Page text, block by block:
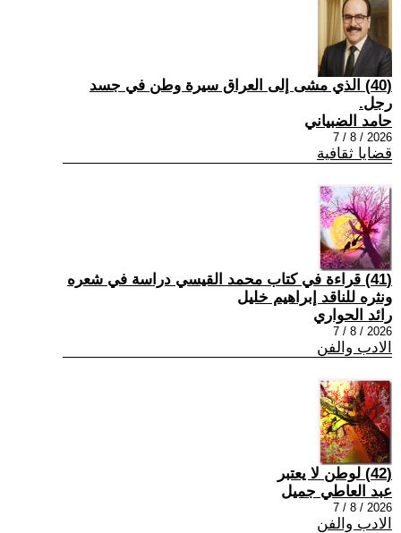
(40) الذي مشى إلى العراق سيرة وطن في جسد
رجل.
حامد الضبياني
2026 / 8 / 7
قضايا ثقافية
(41) قراءة في كتاب محمد القيسي دراسة في شعره
ونثره للناقد إبراهيم خليل
رائد الحواري
2026 / 8 / 7
الادب والفن
(42) لوطن لا يعتبر
عبد العاطي جميل
2026 / 8 / 7
الادب والفن